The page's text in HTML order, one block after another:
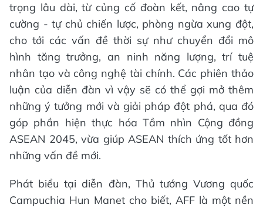
trọng lâu dài, từ củng cố đoàn kết, nâng cao tự
cường - tự chủ chiến lược, phòng ngừa xung đột,
cho tới các vấn đề thời sự như chuyển đổi mô
hình tăng trưởng, an ninh năng lượng, trí tuệ
nhân tạo và công nghệ tài chính. Các phiên thảo
luận của diễn đàn vì vậy sẽ có thể gợi mở thêm
những ý tưởng mới và giải pháp đột phá, qua đó
góp phần hiện thực hóa Tầm nhìn Cộng đồng
ASEAN 2045, vừa giúp ASEAN thích ứng tốt hơn
những vấn đề mới.
Phát biểu tại diễn đàn, Thủ tướng Vương quốc
Campuchia Hun Manet cho biết, AFF là một nền